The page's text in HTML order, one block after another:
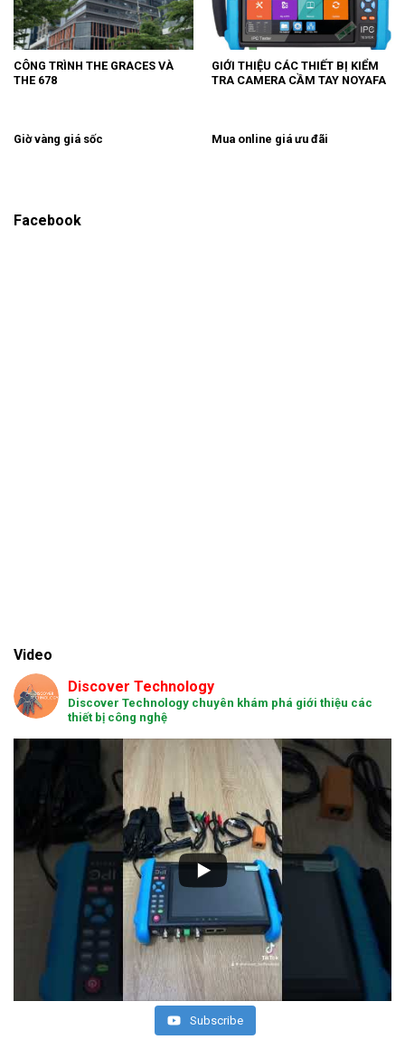
CÔNG TRÌNH THE GRACES VÀ
THE 678
GIỚI THIỆU CÁC THIẾT BỊ KIỂM
TRA CAMERA CẦM TAY NOYAFA
Giờ vàng giá sốc Mua online giá ưu đãi
Facebook
Video
Discover Technology
Discover Technology chuyên khám phá giới thiệu các
thiết bị công nghệ
Subscribe